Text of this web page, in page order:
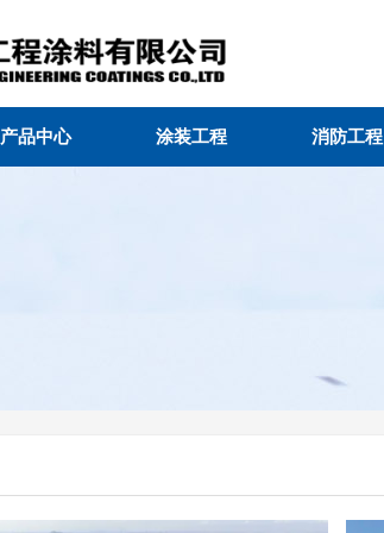
产品中心 涂装工程 消防工程